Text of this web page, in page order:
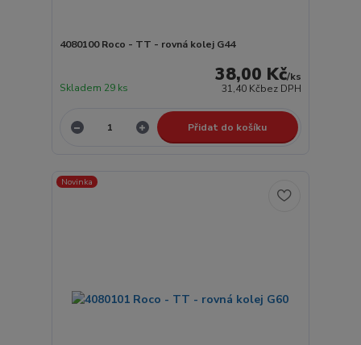
4080100 Roco - TT - rovná kolej G44
38,00 Kč/ks
31,40 Kčbez DPH
Skladem 29 ks
Přidat do košíku
Novinka